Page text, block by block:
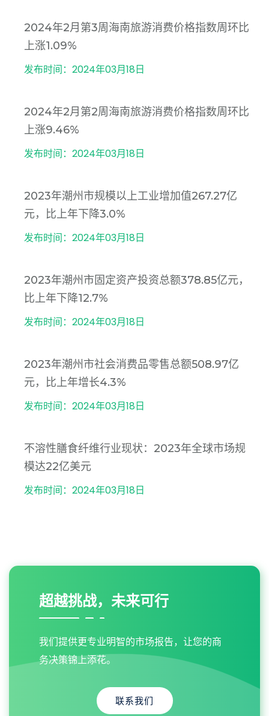
2024年2月第3周海南旅游消费价格指数周环比
上涨1.09%
发布时间：2024年03月18日
2024年2月第2周海南旅游消费价格指数周环比
上涨9.46%
发布时间：2024年03月18日
2023年潮州市规模以上工业增加值267.27亿
元，比上年下降3.0%
发布时间：2024年03月18日
2023年潮州市固定资产投资总额378.85亿元，
比上年下降12.7%
发布时间：2024年03月18日
2023年潮州市社会消费品零售总额508.97亿
元，比上年增长4.3%
发布时间：2024年03月18日
不溶性膳食纤维行业现状：2023年全球市场规
模达22亿美元
发布时间：2024年03月18日
超越挑战，未来可行
我们提供更专业明智的市场报告，让您的商
务决策锦上添花。
联系我们